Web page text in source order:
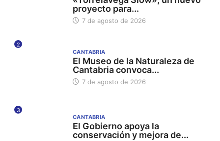
proyecto para...
7 de agosto de 2026
2
CANTABRIA
El Museo de la Naturaleza de
Cantabria convoca...
7 de agosto de 2026
3
CANTABRIA
El Gobierno apoya la
conservación y mejora de...